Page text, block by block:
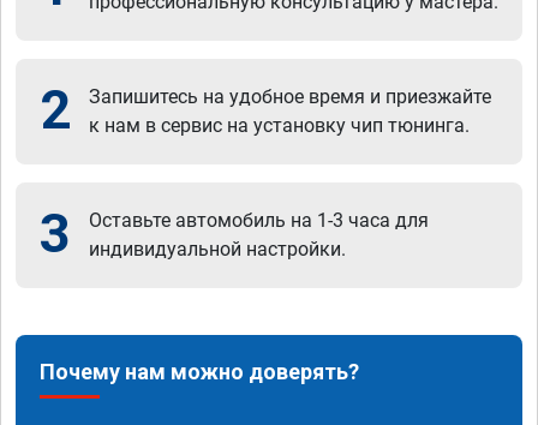
2
Запишитесь на удобное время и приезжайте
к нам в сервис на установку чип тюнинга.
3
Оставьте автомобиль на 1-3 часа для
индивидуальной настройки.
Почему нам можно доверять?